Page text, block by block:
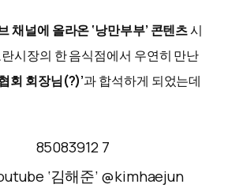
채널에 올라온 ‘낭만부부’ 콘텐츠시
시장의 한 음식점에서 우연히 만난
회 회장님(?)’과 합석하게 되었는데
‘김해준’ @kimhaejun